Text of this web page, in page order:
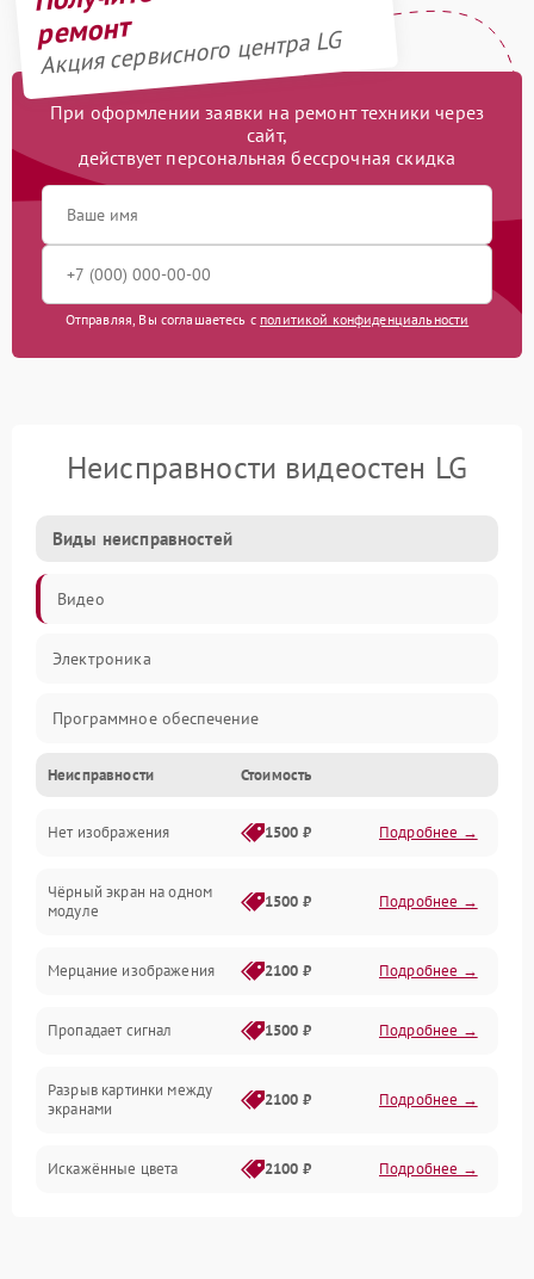
ремонт
Акция сервисного центра LG
При оформлении заявки на ремонт техники через
сайт,
действует персональная бессрочная скидка
Отправляя, Вы соглашаетесь с политикой конфиденциальности
Неисправности видеостен LG
Виды неисправностей
Видео
Электроника
Программное обеспечение
Калибровка
Электропитание
Аппаратная
Механические повреждения
Неисправности Стоимость
Нет изображения 1500 ₽ Подробнее →
Чёрный экран на одном
модуле
1500 ₽ Подробнее →
Мерцание изображения 2100 ₽ Подробнее →
Пропадает сигнал 1500 ₽ Подробнее →
Разрыв картинки между
экранами
2100 ₽ Подробнее →
Искажённые цвета 2100 ₽ Подробнее →